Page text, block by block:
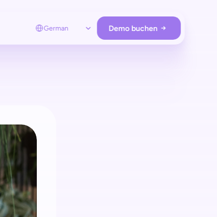
German Demo buchen
Employee app
Unterstützen Sie Kunden remote
und nur bei Bedarf.
Store analytics
Analysieren Sie Kunden & verwalten Sie
Hardware & Retail Media.